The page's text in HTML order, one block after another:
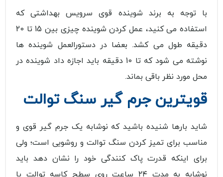
با توجه به برند شوینده قوی سرویس بهداشتی که
استفاده می کنید، عمل کردن شوینده چیزی بین 15 تا 20
دقیقه طول می کشد. بعضا در دستورالعمل شوینده ها
نوشته می شود که تا 10 دقیقه باید اجازه داد شوینده در
محل مورد نظر باقی بماند.
قویترین جرم گیر سنگ توالت
شاید بارها شنیده باشید که نوشابه یک جرم گیر قوی و
مناسب برای تمیز کردن سنگ توالت و روشویی است؛ ولی
برای اینکه قدرت پاک کنندگی خود را نشان دهد باید
نوشابه به مدت ۲۴ ساعت روی سطح کاسه توالت یا